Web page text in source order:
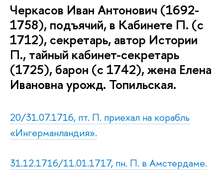
Черкасов Иван Антонович (1692-
1758), подъячий, в Кабинете П. (с
1712), секретарь, автор Истории
П., тайный кабинет-секретарь
(1725), барон (с 1742), жена Елена
Ивановна урожд. Топильская.
20/31.07.1716, пт. П. приехал на корабль
«Ингерманландия».
31.12.1716/11.01.1717, пн. П. в Амстердаме.